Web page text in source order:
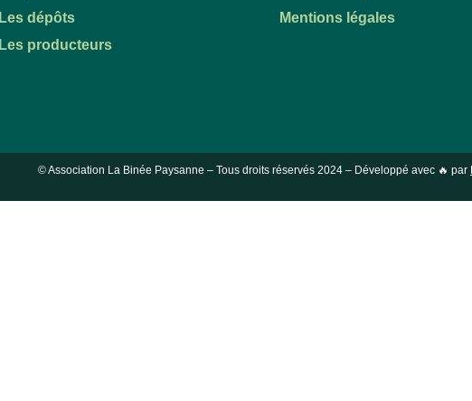
Les dépôts
Les producteurs
Mentions légales
© Association La Binée Paysanne – Tous droits réservés 2024 – Développé avec 🔥 par